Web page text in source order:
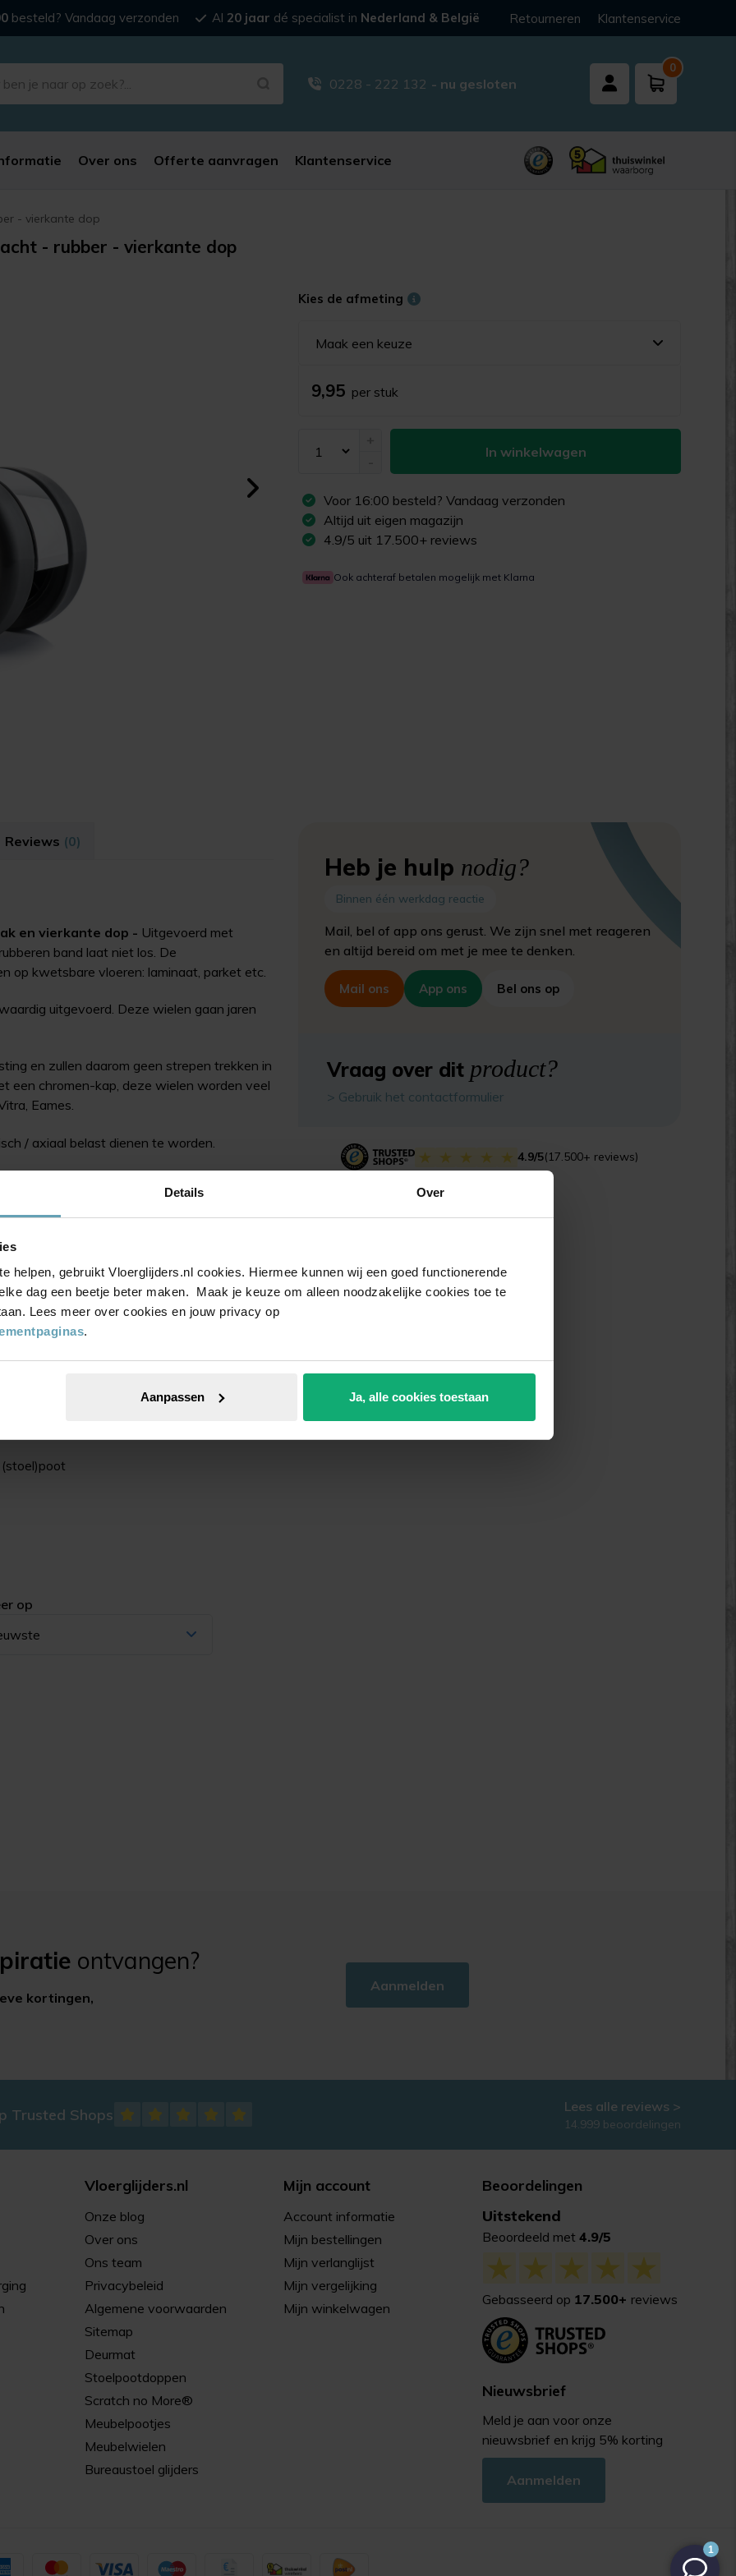
Details Over
helpen, gebruikt Vloerglijders.nl cookies. Hiermee kunnen wij een goed functionerende
dag een beetje beter maken. Maak je keuze om alleen noodzakelijke cookies toe te
Lees meer over cookies en jouw privacy op
.
Aanpassen Ja, alle cookies toestaan
besteld? Vandaag verzonden Al 20 jaar dé specialist in Nederland & België Retourneren Klantenservice
0228 - 222 132 - nu gesloten
0
Over ons Offerte aanvragen Klantenservice
- vierkante dop
- rubber - vierkante dop
Kies de afmeting
Maak een keuze
9,95 per stuk
In winkelwagen
Voor 16:00 besteld? Vandaag verzonden
Altijd uit eigen magazijn
4.9/5 uit 17.500+ reviews
Ook achteraf betalen mogelijk met Klarna
Reviews (0)
en vierkante dop - Uitgevoerd met
band laat niet los. De
op kwetsbare vloeren: laminaat, parket etc.
uitgevoerd. Deze wielen gaan jaren
en zullen daarom geen strepen trekken in
een chromen-kap, deze wielen worden veel
Eames.
/ axiaal belast dienen te worden.
per stuk dragen en de regel voor het totale
te veel aan de grens van de capaciteit van
de nu geldigeDIN 12529 norm(Voorheen
Kijk eens bij onze andere
Heb je hulp nodig?
Binnen één werkdag reactie
Mail, bel of app ons gerust. We zijn snel met reageren
en altijd bereid om met je mee te denken.
Mail ons App ons Bel ons op
Vraag over dit product?
> Gebruik het contactformulier
4.9/5(17.500+ reviews)
op
ontvangen?
kortingen,
Aanmelden
Trusted Shops Lees alle reviews >
14.999 beoordelingen
Vloerglijders.nl
Onze blog
Over ons
Ons team
Privacybeleid
Algemene voorwaarden
Sitemap
Deurmat
Stoelpootdoppen
Scratch no More®
Meubelpootjes
Meubelwielen
Bureaustoel glijders
Mijn account
Account informatie
Mijn bestellingen
Mijn verlanglijst
Mijn vergelijking
Mijn winkelwagen
Beoordelingen
Uitstekend
Beoordeeld met 4.9/5
Gebasseerd op 17.500+ reviews
Nieuwsbrief
Meld je aan voor onze
nieuwsbrief en krijg 5% korting
Aanmelden